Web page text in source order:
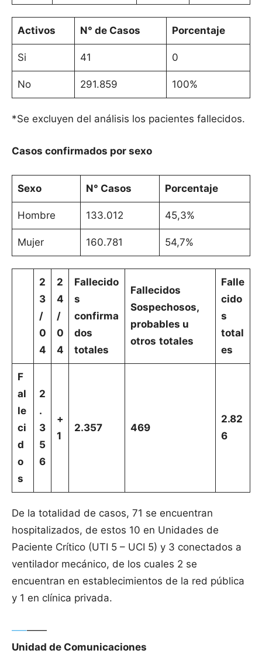
Activos N° de Casos Porcentaje
Si 41 0
No 291.859 100%
*Se excluyen del análisis los pacientes fallecidos.
Casos confirmados por sexo
Sexo N° Casos Porcentaje
Hombre 133.012 45,3%
Mujer 160.781 54,7%
2
3
/
0
4
2
4
/
0
4
Fallecido
s
confirma
dos
totales
Fallecidos
Sospechosos,
probables u
otros totales
Falle
cido
s
total
es
F
al
le
ci
d
o
s
2
.
3
5
6
+
1
2.357 469
2.82
6
De la totalidad de casos, 71 se encuentran
hospitalizados, de estos 10 en Unidades de
Paciente Crítico (UTI 5 – UCI 5) y 3 conectados a
ventilador mecánico, de los cuales 2 se
encuentran en establecimientos de la red pública
y 1 en clínica privada.
—–——
Unidad de Comunicaciones